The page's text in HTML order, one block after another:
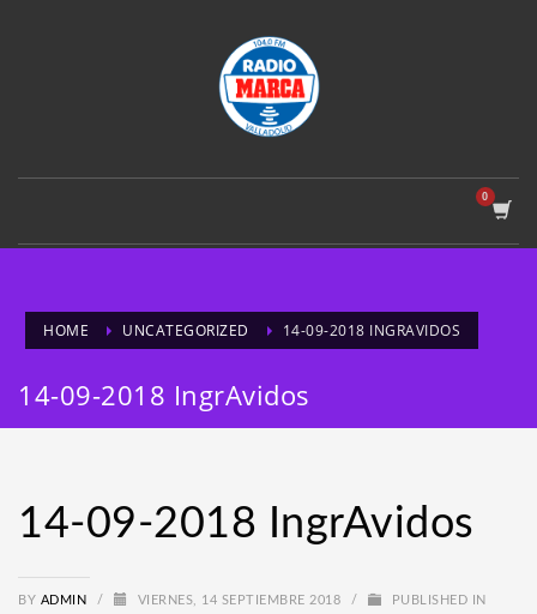
HOME UNCATEGORIZED 14-09-2018 INGRAVIDOS
14-09-2018 IngrAvidos
14-09-2018 IngrAvidos
BY ADMIN / VIERNES, 14 SEPTIEMBRE 2018 /
PUBLISHED IN